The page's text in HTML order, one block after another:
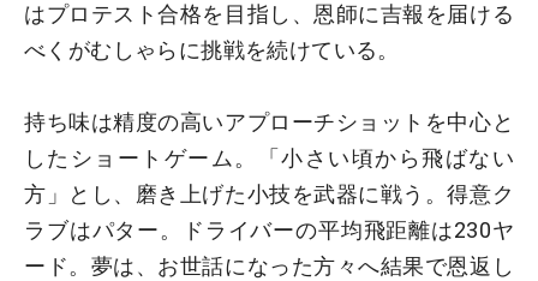
はプロテスト合格を目指し、恩師に吉報を届ける
べくがむしゃらに挑戦を続けている。
持ち味は精度の高いアプローチショットを中心と
したショートゲーム。「小さい頃から飛ばない
方」とし、磨き上げた小技を武器に戦う。得意ク
ラブはパター。ドライバーの平均飛距離は230ヤ
ード。夢は、お世話になった方々へ結果で恩返し